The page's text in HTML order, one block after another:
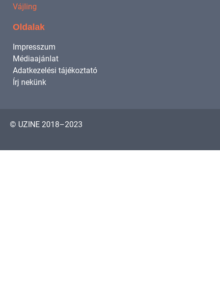
Vájling
Oldalak
Impresszum
Médiaajánlat
Adatkezelési tájékoztató
Írj nekünk
© UZINE 2018–2023